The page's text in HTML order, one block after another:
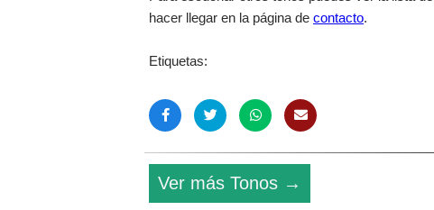
hacer llegar en la página de contacto.
Etiquetas:
Ver más Tonos →